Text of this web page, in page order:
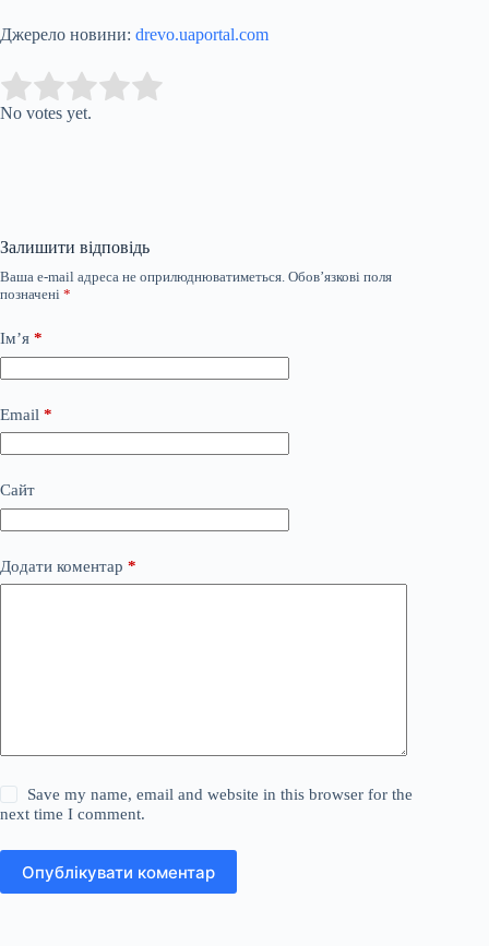
Джерело новини: drevo.uaportal.com
Rate this item:
No votes yet.
Залишити відповідь
Ваша e-mail адреса не оприлюднюватиметься. Обов’язкові поля
позначені *
Ім’я *
Email *
Сайт
Додати коментар *
Save my name, email and website in this browser for the
next time I comment.
Опублікувати коментар